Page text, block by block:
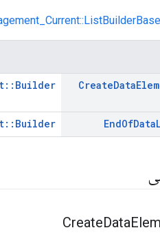
CreateData
EndOfData
CreateData